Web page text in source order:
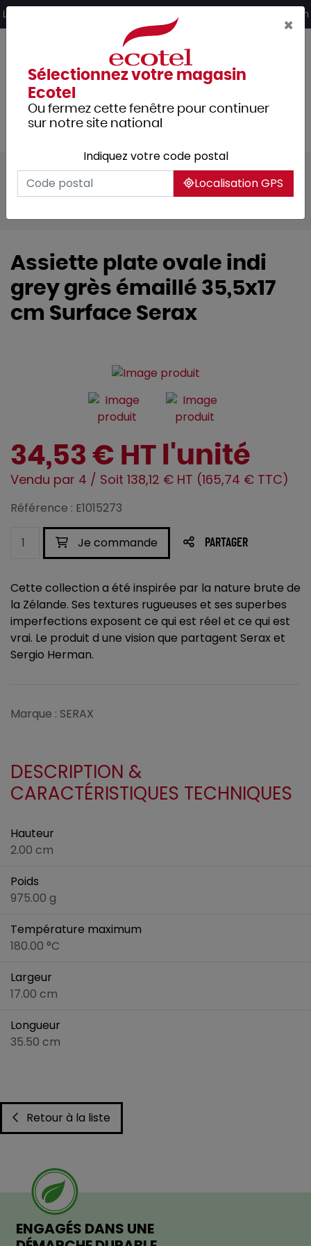
Livraison offerte dès 249€ HT d’achat et retrait 2h en magasin
Tous les produits
Arts de la table
Vaisselle
Vaisselle de spécialités
Assiette plate ovale indi
grey grès émaillé 35,5x17
cm Surface Serax
34,53 € HT l'unité
Vendu par 4 / Soit 138,12 € HT (165,74 € TTC)
Référence : E1015273
Je commande PARTAGER
Cette collection a été inspirée par la nature brute de
la Zélande. Ses textures rugueuses et ses superbes
imperfections exposent ce qui est réel et ce qui est
vrai. Le produit d une vision que partagent Serax et
Sergio Herman.
Marque : SERAX
DESCRIPTION &
CARACTÉRISTIQUES TECHNIQUES
Hauteur
2.00 cm
Poids
975.00 g
Température maximum
180.00 °C
Largeur
17.00 cm
Longueur
35.50 cm
Retour à la liste
ENGAGÉS DANS UNE
×
Sélectionnez votre magasin
Ecotel
Ou fermez cette fenêtre pour continuer
sur notre site national
Indiquez votre code postal
Localisation GPS
Panneau de gestion des cookies